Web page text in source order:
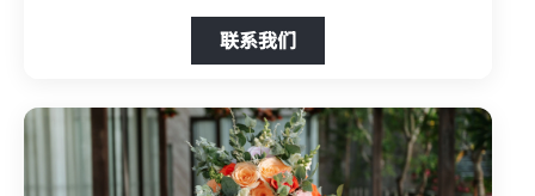
联系我们Open in New Tab